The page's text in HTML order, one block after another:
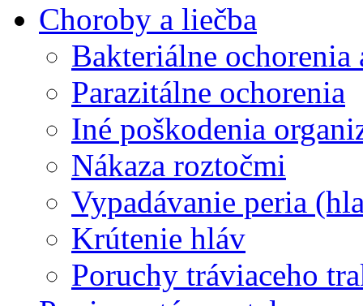
Choroby a liečba
Bakteriálne ochorenia
Parazitálne ochorenia
Iné poškodenia
Nákaza roztočmi
Vypadávanie peria
Krútenie hláv
Poruchy tráviaceho